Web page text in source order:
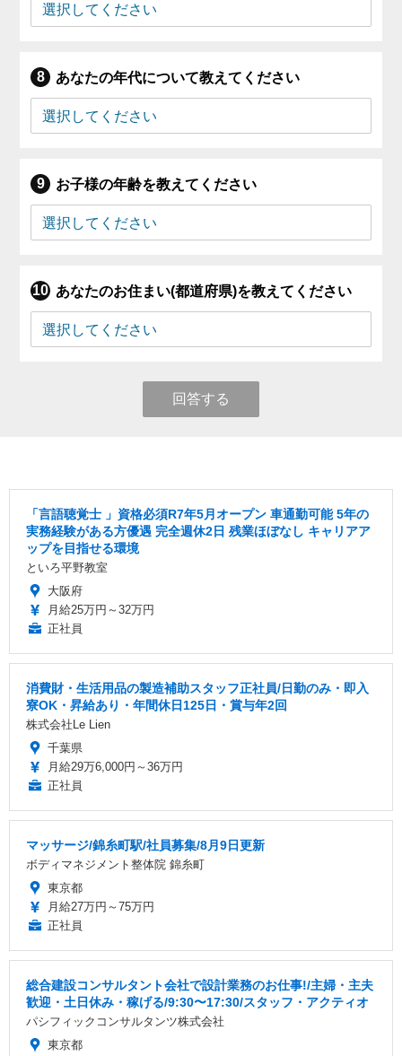
あなたの年代について教えてください
お子様の年齢を教えてください
あなたのお住まい(都道府県)を教えてください
回答する
「言語聴覚士 」資格必須R7年5月オープン 車通勤可能 5年の
実務経験がある方優遇 完全週休2日 残業ほぼなし キャリアア
ップを目指せる環境
といろ平野教室
大阪府
月給25万円～32万円
正社員
消費財・生活用品の製造補助スタッフ正社員/日勤のみ・即入
寮OK・昇給あり・年間休日125日・賞与年2回
株式会社Le Lien
千葉県
月給29万6,000円～36万円
正社員
マッサージ/錦糸町駅/社員募集/8月9日更新
ボディマネジメント整体院 錦糸町
東京都
月給27万円～75万円
正社員
総合建設コンサルタント会社で設計業務のお仕事!/主婦・主夫
歓迎・土日休み・稼げる/9:30〜17:30/スタッフ・アクティオ
パシフィックコンサルタンツ株式会社
東京都